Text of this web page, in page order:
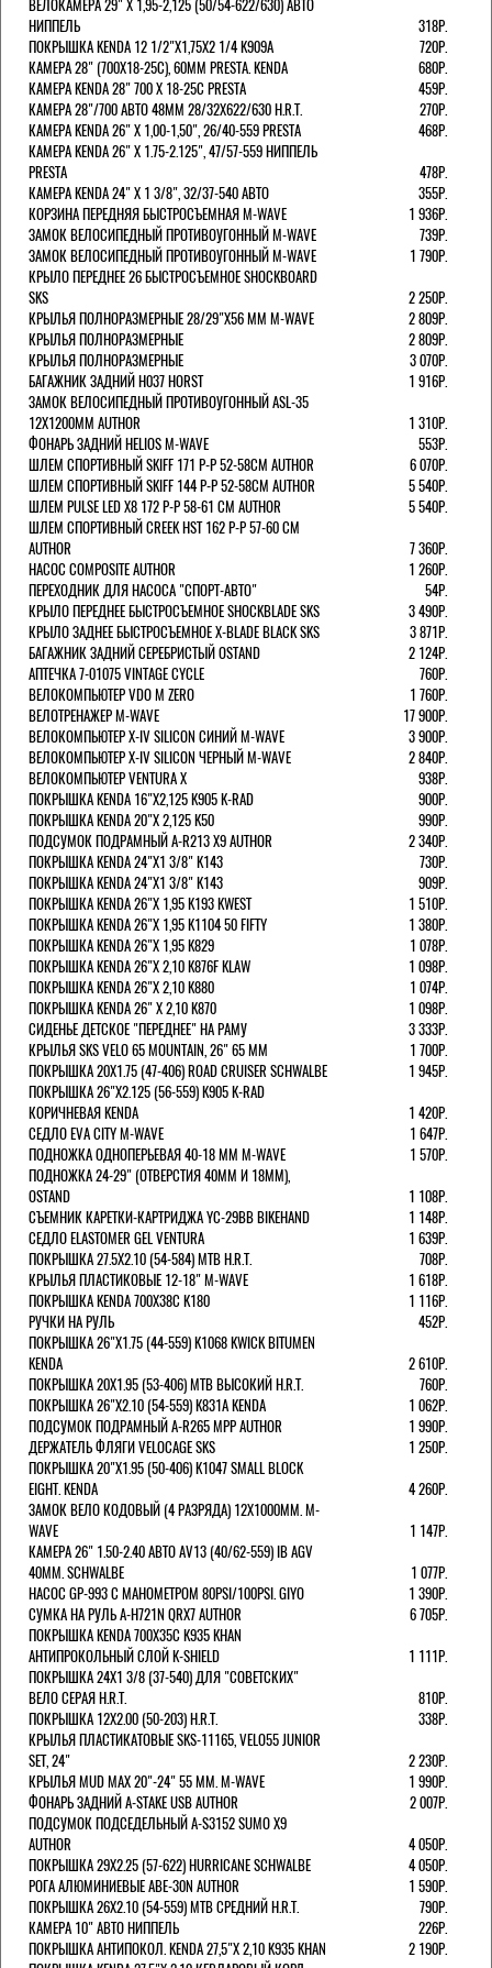
ВЕЛОКАМЕРА 29" X 1,95-2,125 (50/54-622/630) АВТО
НИППЕЛЬ
318Р.
ПОКРЫШКА KENDA 12 1/2"Х1,75X2 1/4 K909A
720Р.
КАМЕРА 28" (700Х18-25С), 60ММ PRESTA. KENDA
680Р.
КАМЕРА KENDA 28" 700 Х 18-25С PRESTA
459Р.
КАМЕРА 28"/700 АВТО 48ММ 28/32Х622/630 H.R.T.
270Р.
КАМЕРА KENDA 26" Х 1,00-1,50", 26/40-559 PRESTA
468Р.
КАМЕРА KENDA 26" Х 1.75-2.125", 47/57-559 НИППЕЛЬ
PRESTA
478Р.
КАМЕРА KENDA 24" Х 1 3/8", 32/37-540 АВТО
355Р.
КОРЗИНА ПЕРЕДНЯЯ БЫСТРОСЪЕМНАЯ M-WAVE
1 936Р.
ЗАМОК ВЕЛОСИПЕДНЫЙ ПРОТИВОУГОННЫЙ M-WAVE
739Р.
ЗАМОК ВЕЛОСИПЕДНЫЙ ПРОТИВОУГОННЫЙ M-WAVE
1 790Р.
КРЫЛО ПЕРЕДНЕЕ 26 БЫСТРОСЪЕМНОЕ SHOCKBOARD
SKS
2 250Р.
КРЫЛЬЯ ПОЛНОРАЗМЕРНЫЕ 28/29"Х56 ММ M-WAVE
2 809Р.
КРЫЛЬЯ ПОЛНОРАЗМЕРНЫЕ
2 809Р.
КРЫЛЬЯ ПОЛНОРАЗМЕРНЫЕ
3 070Р.
БАГАЖНИК ЗАДНИЙ H037 HORST
1 916Р.
ЗАМОК ВЕЛОСИПЕДНЫЙ ПРОТИВОУГОННЫЙ ASL-35
12Х1200ММ AUTHOR
1 310Р.
ФОНАРЬ ЗАДНИЙ HELIOS M-WAVE
553Р.
ШЛЕМ СПОРТИВНЫЙ SKIFF 171 Р-Р 52-58СМ AUTHOR
6 070Р.
ШЛЕМ СПОРТИВНЫЙ SKIFF 144 Р-Р 52-58СМ AUTHOR
5 540Р.
ШЛЕМ PULSE LED X8 172 Р-Р 58-61 СМ AUTHOR
5 540Р.
ШЛЕМ СПОРТИВНЫЙ CREEK HST 162 Р-Р 57-60 СМ
AUTHOR
7 360Р.
НАСОС COMPOSITE AUTHOR
1 260Р.
ПЕРЕХОДНИК ДЛЯ НАСОСА "СПОРТ-АВТО"
54Р.
КРЫЛО ПЕРЕДНЕЕ БЫСТРОСЪЕМНОЕ SHOCKBLADE SKS
3 490Р.
КРЫЛО ЗАДНЕЕ БЫСТРОСЪЕМНОЕ X-BLADE BLACK SKS
3 871Р.
БАГАЖНИК ЗАДНИЙ СЕРЕБРИСТЫЙ OSTAND
2 124Р.
АПТЕЧКА 7-01075 VINTAGE CYCLE
760Р.
ВЕЛОКОМПЬЮТЕР VDO M ZERO
1 760Р.
ВЕЛОТРЕНАЖЕР M-WAVE
17 900Р.
ВЕЛОКОМПЬЮТЕР X-IV SILICON СИНИЙ M-WAVE
3 900Р.
ВЕЛОКОМПЬЮТЕР X-IV SILICON ЧЕРНЫЙ M-WAVE
2 840Р.
ВЕЛОКОМПЬЮТЕР VENTURA Х
938Р.
ПОКРЫШКА KENDA 16"Х2,125 K905 K-RAD
900Р.
ПОКРЫШКА KENDA 20"Х 2,125 K50
990Р.
ПОДСУМОК ПОДРАМНЫЙ A-R213 X9 AUTHOR
2 340Р.
ПОКРЫШКА KENDA 24"Х1 3/8" K143
730Р.
ПОКРЫШКА KENDA 24"Х1 3/8" K143
909Р.
ПОКРЫШКА KENDA 26"Х 1,95 K193 KWEST
1 510Р.
ПОКРЫШКА KENDA 26"Х 1,95 K1104 50 FIFTY
1 380Р.
ПОКРЫШКА KENDA 26"Х 1,95 K829
1 078Р.
ПОКРЫШКА KENDA 26"Х 2,10 K876F KLAW
1 098Р.
ПОКРЫШКА KENDA 26"Х 2,10 K880
1 074Р.
ПОКРЫШКА KENDA 26" Х 2,10 K870
1 098Р.
СИДЕНЬЕ ДЕТСКОЕ "ПЕРЕДНЕЕ" НА РАМУ
3 333Р.
КРЫЛЬЯ SKS VELO 65 MOUNTAIN, 26" 65 ММ
1 700Р.
ПОКРЫШКА 20X1.75 (47-406) ROAD CRUISER SCHWALBE
1 945Р.
ПОКРЫШКА 26"Х2.125 (56-559) K905 K-RAD
КОРИЧНЕВАЯ KENDA
1 420Р.
СЕДЛО EVA CITY M-WAVE
1 647Р.
ПОДНОЖКА ОДНОПЕРЬЕВАЯ 40-18 ММ M-WAVE
1 570Р.
ПОДНОЖКА 24-29" (ОТВЕРСТИЯ 40ММ И 18ММ),
OSTAND
1 108Р.
СЪЕМНИК КАРЕТКИ-КАРТРИДЖА YC-29BB BIKEHAND
1 148Р.
СЕДЛО ELASTOMER GEL VENTURA
1 639Р.
ПОКРЫШКА 27.5X2.10 (54-584) MTB H.R.T.
708Р.
КРЫЛЬЯ ПЛАСТИКОВЫЕ 12-18" M-WAVE
1 618Р.
ПОКРЫШКА KENDA 700Х38С K180
1 116Р.
РУЧКИ НА РУЛЬ
452Р.
ПОКРЫШКА 26"Х1.75 (44-559) K1068 KWICK BITUMEN
KENDA
2 610Р.
ПОКРЫШКА 20X1.95 (53-406) MTB ВЫСОКИЙ H.R.T.
760Р.
ПОКРЫШКА 26"Х2.10 (54-559) K831A KENDA
1 062Р.
ПОДСУМОК ПОДРАМНЫЙ A-R265 MPP AUTHOR
1 990Р.
ДЕРЖАТЕЛЬ ФЛЯГИ VELOCAGE SKS
1 250Р.
ПОКРЫШКА 20"Х1.95 (50-406) K1047 SMALL BLOCK
EIGHT. KENDA
4 260Р.
ЗАМОК ВЕЛО КОДОВЫЙ (4 РАЗРЯДА) 12Х1000ММ. M-
WAVE
1 147Р.
КАМЕРА 26" 1.50-2.40 АВТО AV13 (40/62-559) IB AGV
40MM. SCHWALBE
1 077Р.
НАСОС GP-993 С МАНОМЕТРОМ 80PSI/100PSI. GIYO
1 390Р.
СУМКА НА РУЛЬ A-H721N QRX7 AUTHOR
6 705Р.
ПОКРЫШКА KENDA 700Х35С K935 KHAN
АНТИПРОКОЛЬНЫЙ СЛОЙ K-SHIELD
1 111Р.
ПОКРЫШКА 24X1 3/8 (37-540) ДЛЯ "СОВЕТСКИХ"
ВЕЛО СЕРАЯ H.R.T.
810Р.
ПОКРЫШКА 12X2.00 (50-203) H.R.T.
338Р.
КРЫЛЬЯ ПЛАСТИКАТОВЫЕ SKS-11165, VELO55 JUNIOR
SET, 24"
2 230Р.
КРЫЛЬЯ MUD MAX 20"-24" 55 ММ. M-WAVE
1 990Р.
ФОНАРЬ ЗАДНИЙ A-STAKE USB AUTHOR
2 007Р.
ПОДСУМОК ПОДСЕДЕЛЬНЫЙ A-S3152 SUMO X9
AUTHOR
4 050Р.
ПОКРЫШКА 29X2.25 (57-622) HURRICANE SCHWALBE
4 050Р.
РОГА АЛЮМИНИЕВЫЕ ABE-30N AUTHOR
1 590Р.
ПОКРЫШКА 26X2.10 (54-559) MTB СРЕДНИЙ H.R.T.
790Р.
КАМЕРА 10" АВТО НИППЕЛЬ
226Р.
ПОКРЫШКА АНТИПОКОЛ. KENDA 27,5"Х 2,10 K935 KHAN
2 190Р.